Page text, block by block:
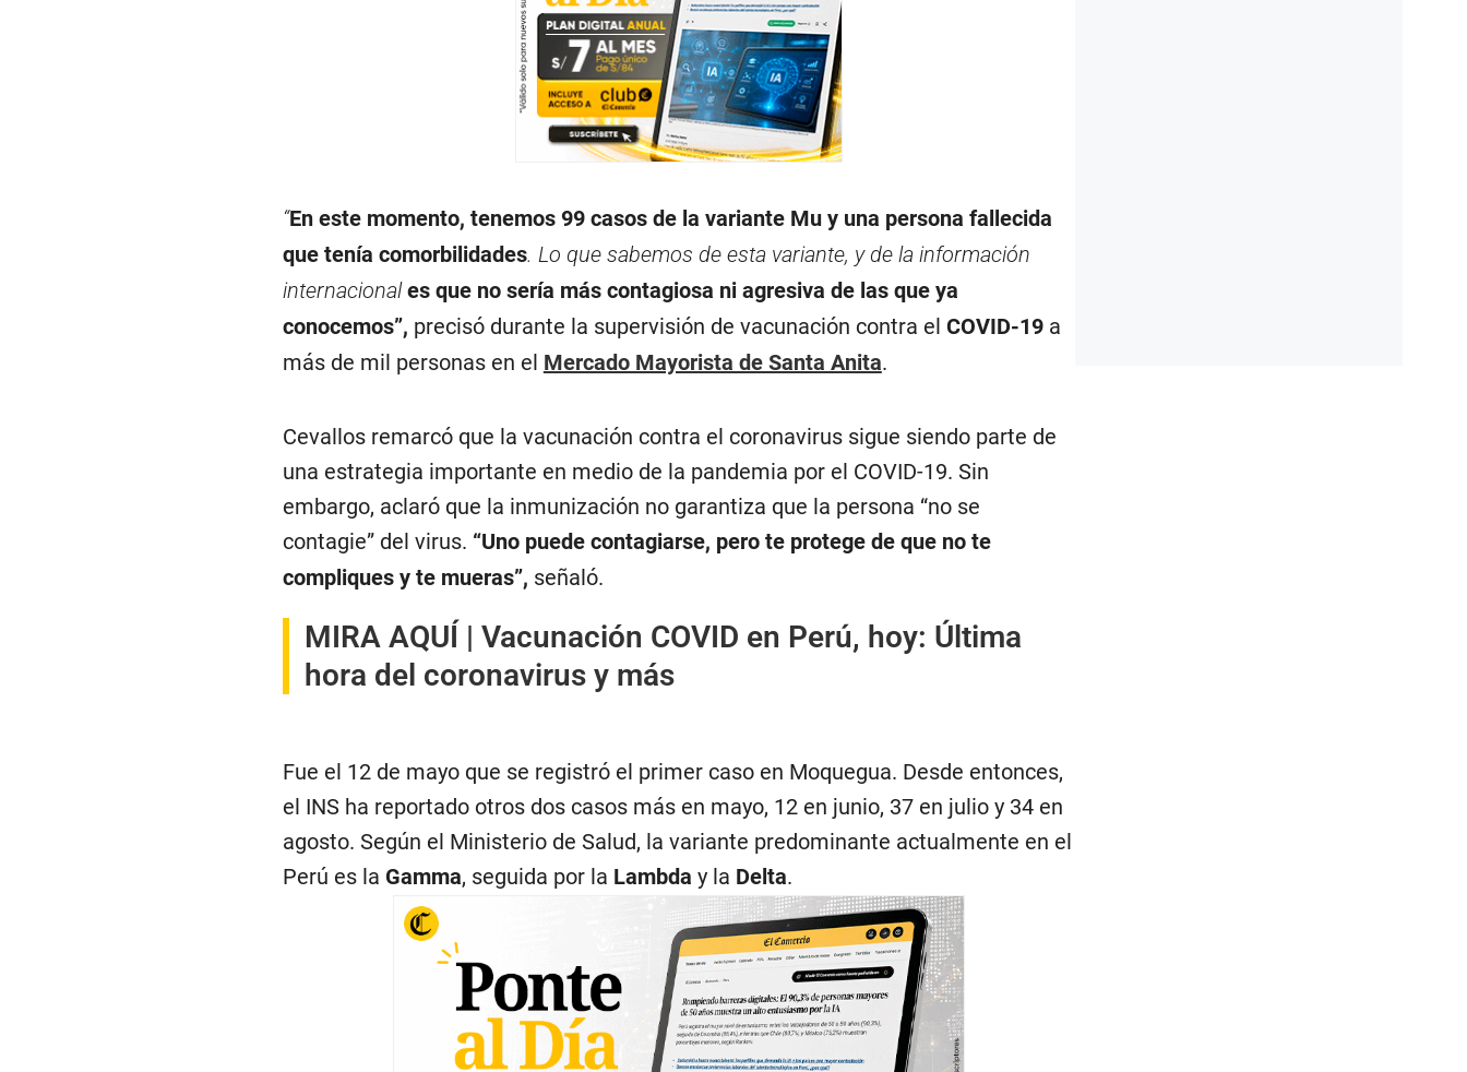
s
o
u
e
“En este momento, tenemos 99 casos de la variante Mu y una persona fallecida
que tenía comorbilidades. Lo que sabemos de esta variante, y de la información
internacionales que no sería más contagiosa ni agresiva de las que ya
conocemos”, precisó durante la supervisión de vacunación contra el COVID-19a
más de mil personas en el Mercado Mayorista de Santa Anita.
Cevallos remarcó que la vacunación contra el coronavirus sigue siendo parte de
una estrategia importante en medio de la pandemia por el COVID-19. Sin
embargo, aclaró que la inmunización no garantiza que la persona “no se
contagie” del virus. “Uno puede contagiarse, pero te protege de que no te
compliques y te mueras”, señaló.
MIRA AQUÍ | Vacunación COVID en Perú, hoy: Última
hora del coronavirus y más
Fue el 12 de mayo que se registró el primer caso en Moquegua. Desde entonces,
el INS ha reportado otros dos casos más en mayo, 12 en junio, 37 en julio y 34 en
agosto. Según el Ministerio de Salud, la variante predominante actualmente en el
Perú es la Gamma, seguida por la Lambda y la Delta.